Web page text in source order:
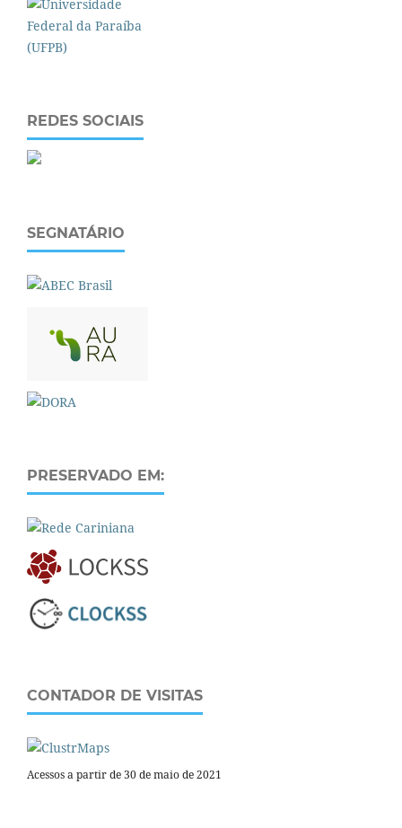
REDES SOCIAIS
SEGNATÁRIO
PRESERVADO EM:
CONTADOR DE VISITAS
Acessos a partir de 30 de maio de 2021